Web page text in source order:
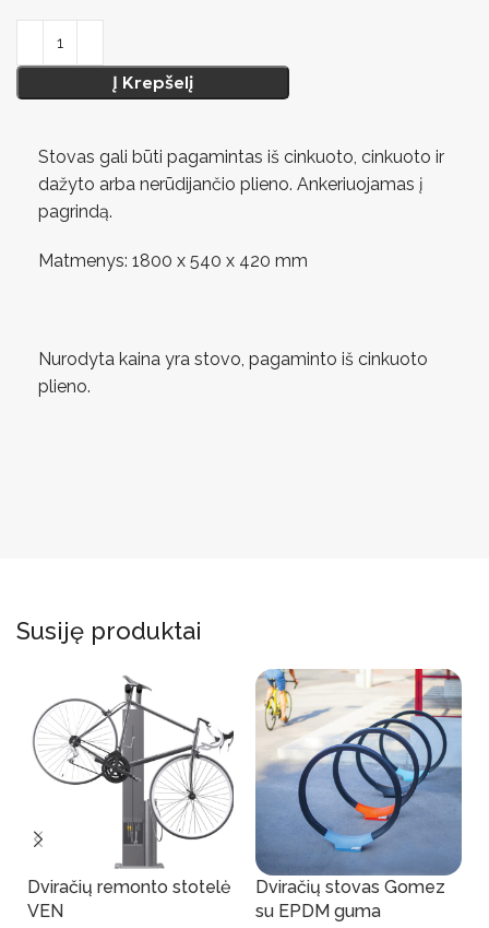
Į Krepšelį
Stovas gali būti pagamintas iš cinkuoto, cinkuoto ir
dažyto arba nerūdijančio plieno. Ankeriuojamas į
pagrindą.
Matmenys: 1800 x 540 x 420 mm
Nurodyta kaina yra stovo, pagaminto iš cinkuoto
plieno.
Susiję produktai
Dviračių remonto stotelė
VEN
Dviračių stovas Gomez
su EPDM guma